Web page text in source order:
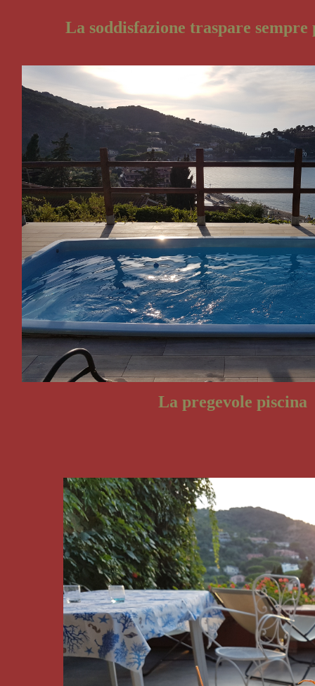
La soddisfazione traspare sempre
La pregevole piscina